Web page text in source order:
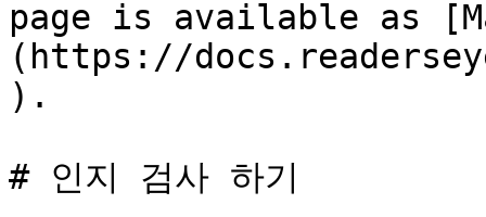
page is available as
(https://
).
# 인지 검사 하기